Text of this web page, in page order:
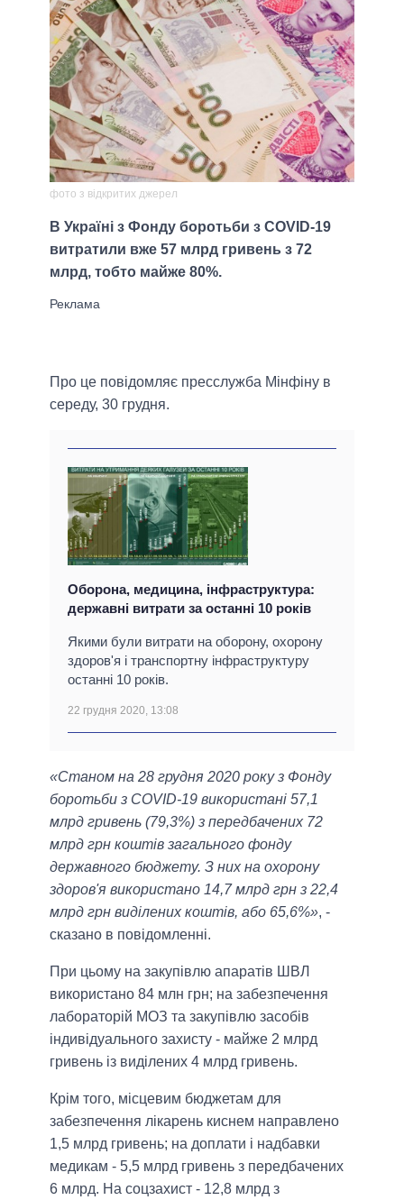
фото з відкритих джерел
В Україні з Фонду боротьби з COVID-19
витратили вже 57 млрд гривень з 72
млрд, тобто майже 80%.
Про це повідомляє пресслужба Мінфіну в
середу, 30 грудня.
Оборона, медицина, інфраструктура:
державні витрати за останні 10 років
Якими були витрати на оборону, охорону
здоров'я і транспортну інфраструктуру
останні 10 років.
22 грудня 2020, 13:08
«Станом на 28 грудня 2020 року з Фонду
боротьби з COVID-19 використані 57,1
млрд гривень (79,3%) з передбачених 72
млрд грн коштів загального фонду
державного бюджету. З них на охорону
здоров'я використано 14,7 млрд грн з 22,4
млрд грн виділених коштів, або 65,6%», -
сказано в повідомленні.
При цьому на закупівлю апаратів ШВЛ
використано 84 млн грн; на забезпечення
лабораторій МОЗ та закупівлю засобів
індивідуального захисту - майже 2 млрд
гривень із виділених 4 млрд гривень.
Крім того, місцевим бюджетам для
забезпечення лікарень киснем направлено
1,5 млрд гривень; на доплати і надбавки
медикам - 5,5 млрд гривень з передбачених
6 млрд. На соцзахист - 12,8 млрд з